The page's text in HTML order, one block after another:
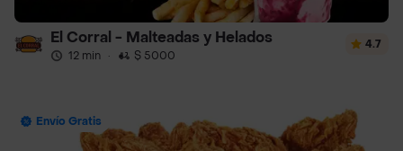
El Corral - Malteadas y Helados
12 min · $ 5000
4.7
Envío Gratis